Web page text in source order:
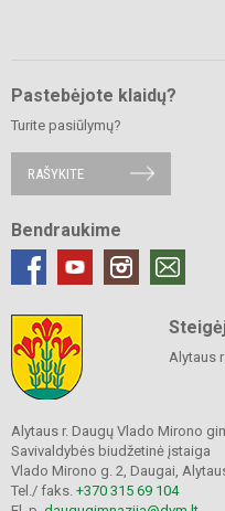
Pastebėjote klaidų?
Turite pasiūlymų?
RAŠYKITE
Bendraukime
Alytaus
Alytaus r. Daugų Vlado Mirono
Savivaldybės biudžetinė įstaiga
Vlado Mirono g. 2, Daugai,
Tel./ faks. +370 315 69 104